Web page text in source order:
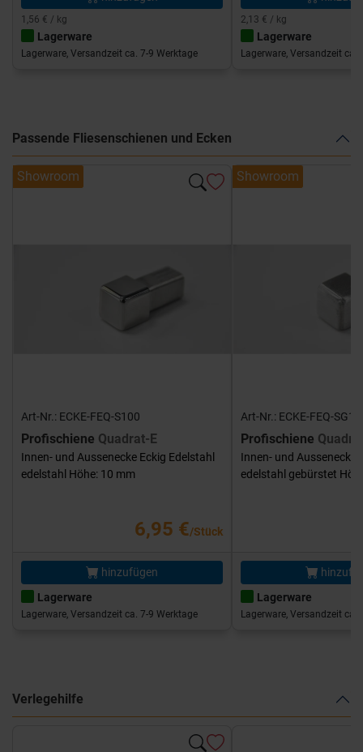
1,56 € / kg
Lagerware
Lagerware, Versandzeit ca. 7-9 Werktage
2,13 € / kg
Lagerware
Lagerware, Versandzeit ca.
Passende Fliesenschienen und Ecken
Showroom
Art-Nr.: ECKE-FEQ-S100
Profischiene Quadrat-E
Innen- und Aussenecke Eckig Edelstahl
edelstahl Höhe: 10 mm
6,95 €/Stück
hinzufügen
Lagerware
Lagerware, Versandzeit ca. 7-9 Werktage
Showroom
Art-Nr.: ECKE-FEQ-
Profischiene
Innen- und Aussenecke
edelstahl gebürstet
Lagerware
Lagerware, Versandzeit ca.
Verlegehilfe